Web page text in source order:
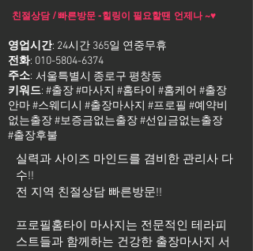
친절상담 / 빠른방문 -힐링이 필요할땐 언제나 ~♥
영업시간: 24시간 365일 연중무휴
전화: 010-5804-6374
주소:
키워드: #출장 #마사지 #홈타이 #홈케어 #출장
안마 #스웨디시 #출장마사지 #프로필 #예약비
없는출장 #보증금없는출장 #선입금없는출장
#출장후불
서울특별시 종로구 평창동
실력과 사이즈 마인드를 겸비한 관리사 다
수!!
전 지역 친절상담 빠른방문!!
프로필홈타이 마사지는 전문적인 테라피
스트들과 함께하는 건강한 출장마사지 서